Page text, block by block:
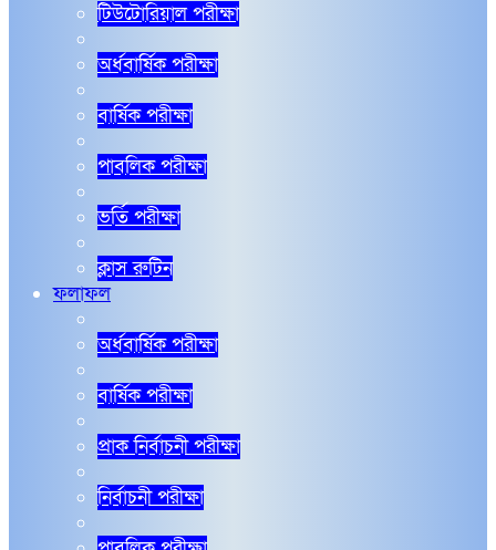
টিউটোরিয়াল পরীক্ষা
অর্ধবার্ষিক পরীক্ষা
বার্ষিক পরীক্ষা
পাবলিক পরীক্ষা
ভর্তি পরীক্ষা
ক্লাস রুটিন
ফলাফল
অর্ধবার্ষিক পরীক্ষা
বার্ষিক পরীক্ষা
প্রাক নির্বাচনী পরীক্ষা
নির্বাচনী পরীক্ষা